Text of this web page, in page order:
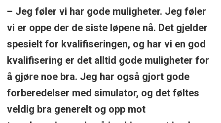
– Jeg føler vi har gode muligheter. Jeg føler
vi er oppe der de siste løpene nå. Det gjelder
spesielt for kvalifiseringen, og har vi en god
kvalifisering er det alltid gode muligheter for
å gjøre noe bra. Jeg har også gjort gode
forberedelser med simulator, og det føltes
veldig bra generelt og opp mot